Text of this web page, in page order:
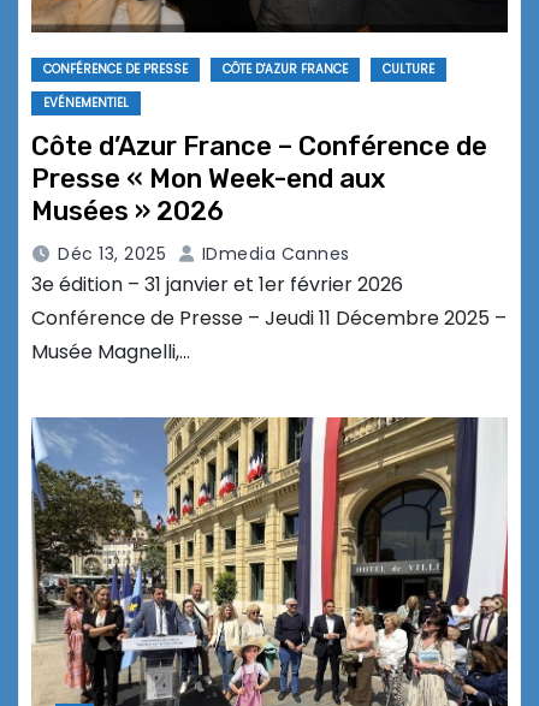
CONFÉRENCE DE PRESSE CÔTE D'AZUR FRANCE
CULTURE
EVÉNEMENTIEL
Côte d’Azur France – Conférence de
Presse « Mon Week-end aux
Musées » 2026
Déc 13, 2025 IDmedia Cannes
3e édition – 31 janvier et 1er février 2026
Conférence de Presse – Jeudi 11 Décembre 2025 –
Musée Magnelli,…